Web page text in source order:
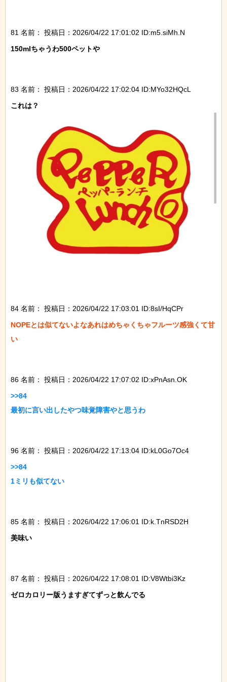
81 名前：
投稿日：2026/04/22 17:01:02 ID:m5.siMh.N
150mlちゃうわ500ペットや
83 名前：
投稿日：2026/04/22 17:02:04 ID:MYo32HQcL
84 名前：
投稿日：2026/04/22 17:03:01 ID:8sI/HqCPr
NOPEとは似てないよなあれはめちゃくちゃフルーツ感強くて甘
い
86 名前：
投稿日：2026/04/22 17:07:02 ID:xPnAsn.OK
>>84
最初に言い出したやつ味覚障害やと思うわ
96 名前：
投稿日：2026/04/22 17:13:04 ID:kL0Go7Oc4
>>84
1ミリも似てない
85 名前：
投稿日：2026/04/22 17:06:01 ID:k.TnRSD2H
美味い
87 名前：
投稿日：2026/04/22 17:08:01 ID:V8Wtbi3Kz
ゼロカロリー版うますぎてずっと飲んでる